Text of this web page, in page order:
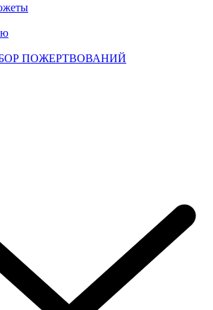
ПОЖЕРТВОВАНИЙ